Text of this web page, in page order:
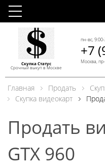
Скупка Статус
Срочный выкуп в Москве
пн-вс,
+7
Москва,
Главная Продать
Скупка видеокарт
Продать
GTX 960